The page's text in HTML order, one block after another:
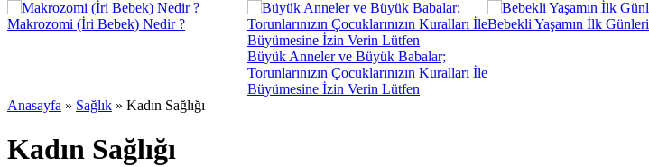
Makrozomi (İri Bebek) Nedir ?
Büyük Anneler ve Büyük Babalar;
Torunlarınızın Çocuklarınızın Kuralları İle
Büyümesine İzin Verin Lütfen
Bebekli Yaşamın İlk Günleri
Anasayfa » Sağlık » Kadın Sağlığı
Kadın Sağlığı